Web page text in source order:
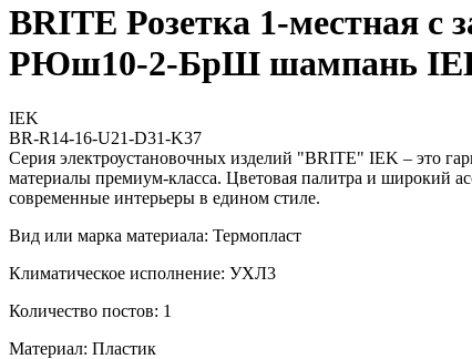
BRITE Розетка 1-местная
РЮш10-2-БрШ шампань
IEK
BR-R14-16-U21-D31-K37
Серия электроустановочных изделий "BRITE" IEK – это
материалы премиум-класса. Цветовая палитра и широкий
современные интерьеры в едином стиле.
Вид или марка материала: Термопласт
Климатическое исполнение: УХЛ3
Количество постов: 1
Материал: Пластик